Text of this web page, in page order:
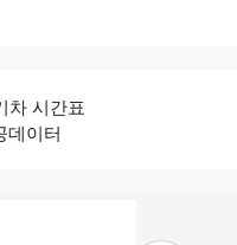
차 시간표
데이터